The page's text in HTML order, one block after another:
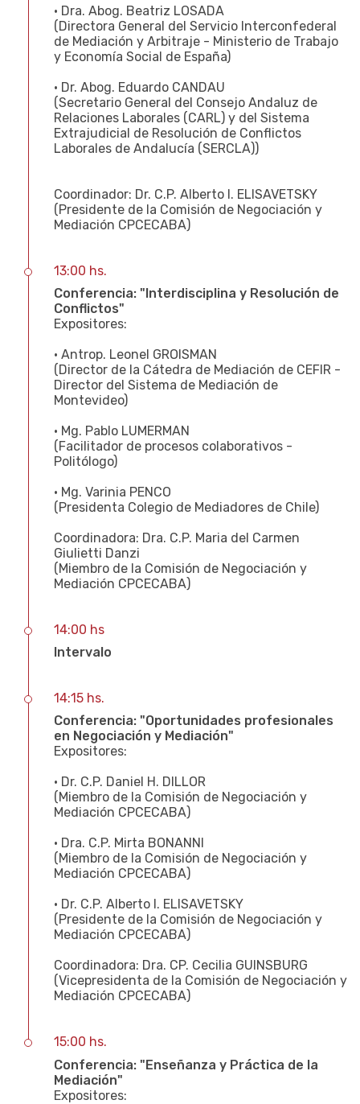
• Dra. Abog. Beatriz LOSADA
(Directora General del Servicio Interconfederal
de Mediación y Arbitraje - Ministerio de Trabajo
y Economía Social de España)
• Dr. Abog. Eduardo CANDAU
(Secretario General del Consejo Andaluz de
Relaciones Laborales (CARL) y del Sistema
Extrajudicial de Resolución de Conflictos
Laborales de Andalucía (SERCLA))
Coordinador: Dr. C.P. Alberto I. ELISAVETSKY
(Presidente de la Comisión de Negociación y
Mediación CPCECABA)
13:00 hs.
Conferencia: "Interdisciplina y Resolución de
Conflictos"
Expositores:
• Antrop. Leonel GROISMAN
(Director de la Cátedra de Mediación de CEFIR -
Director del Sistema de Mediación de
Montevideo)
• Mg. Pablo LUMERMAN
(Facilitador de procesos colaborativos -
Politólogo)
• Mg. Varinia PENCO
(Presidenta Colegio de Mediadores de Chile)
Coordinadora: Dra. C.P. Maria del Carmen
Giulietti Danzi
(Miembro de la Comisión de Negociación y
Mediación CPCECABA)
14:00 hs
Intervalo
14:15 hs.
Conferencia: "Oportunidades profesionales
en Negociación y Mediación"
Expositores:
• Dr. C.P. Daniel H. DILLOR
(Miembro de la Comisión de Negociación y
Mediación CPCECABA)
• Dra. C.P. Mirta BONANNI
(Miembro de la Comisión de Negociación y
Mediación CPCECABA)
• Dr. C.P. Alberto I. ELISAVETSKY
(Presidente de la Comisión de Negociación y
Mediación CPCECABA)
Coordinadora: Dra. CP. Cecilia GUINSBURG
(Vicepresidenta de la Comisión de Negociación y
Mediación CPCECABA)
15:00 hs.
Conferencia: "Enseñanza y Práctica de la
Mediación"
Expositores: